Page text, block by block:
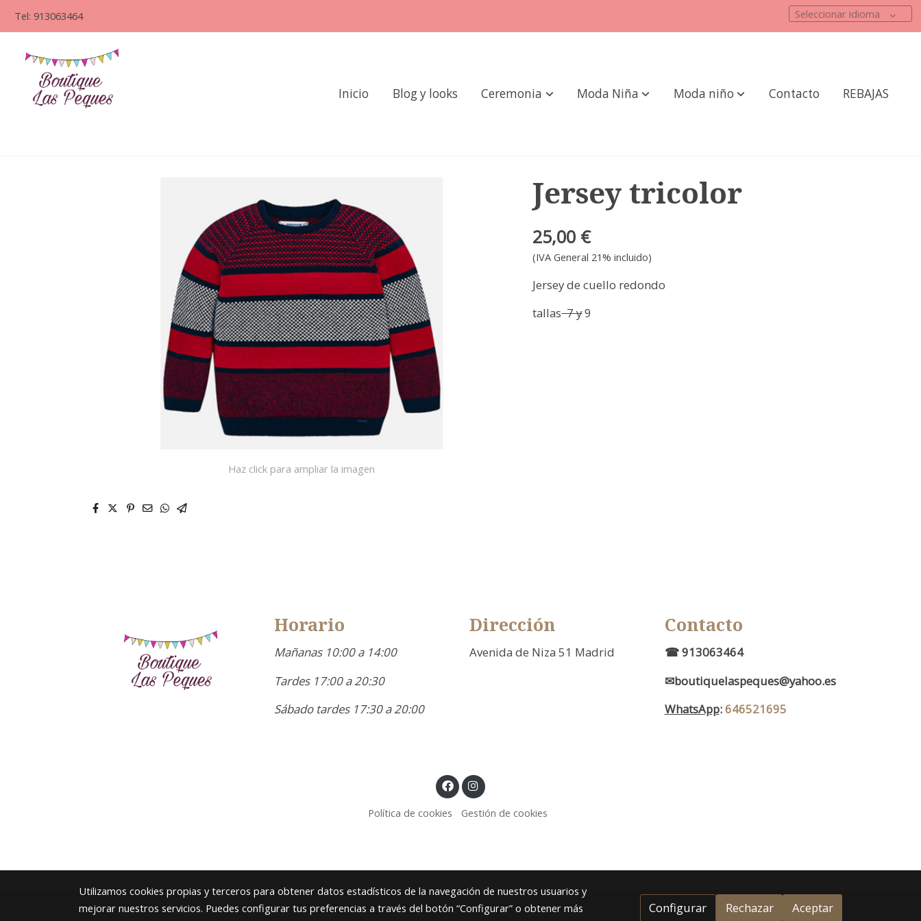
Tel: 913063464 Seleccionar idioma
Inicio Blog y looks Ceremonia Moda Niña Moda niño Contacto REBAJAS
Haz click para ampliar la imagen
Jersey tricolor
25,00 €
(IVA General 21% incluido)
Jersey de cuello redondo
tallas7 y9
Horario
Mañanas 10:00 a 14:00
Tardes 17:00 a 20:30
Sábado tardes 17:30 a 20:00
Dirección
Avenida de Niza 51 Madrid
Contacto
☎ 913063464
✉boutiquelaspeques@yahoo.es
WhatsApp:646521695
Política de cookies Gestión de cookies
Utilizamos cookies propias y terceros para obtener datos estadísticos de la navegación de nuestros usuarios y
mejorar nuestros servicios. Puedes configurar tus preferencias a través del botón “Configurar” o obtener más
Configurar Rechazar Aceptar